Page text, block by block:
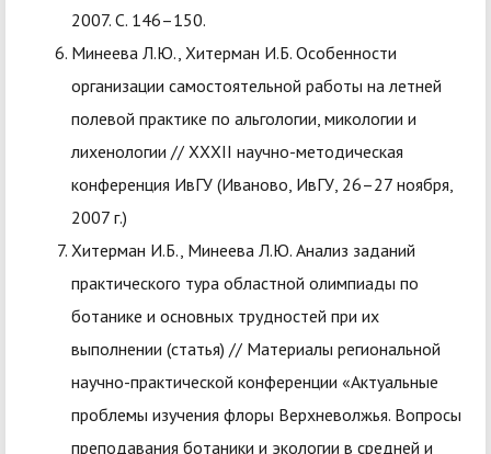
2007. С. 146–150.
Минеева Л.Ю., Хитерман И.Б. Особенности
организации самостоятельной работы на летней
полевой практике по альгологии, микологии и
лихенологии // XXXII научно-методическая
конференция ИвГУ (Иваново, ИвГУ, 26–27 ноября,
2007 г.)
Хитерман И.Б., Минеева Л.Ю. Анализ заданий
практического тура областной олимпиады по
ботанике и основных трудностей при их
выполнении (статья) // Материалы региональной
научно-практической конференции «Актуальные
проблемы изучения флоры Верхневолжья. Вопросы
преподавания ботаники и экологии в средней и